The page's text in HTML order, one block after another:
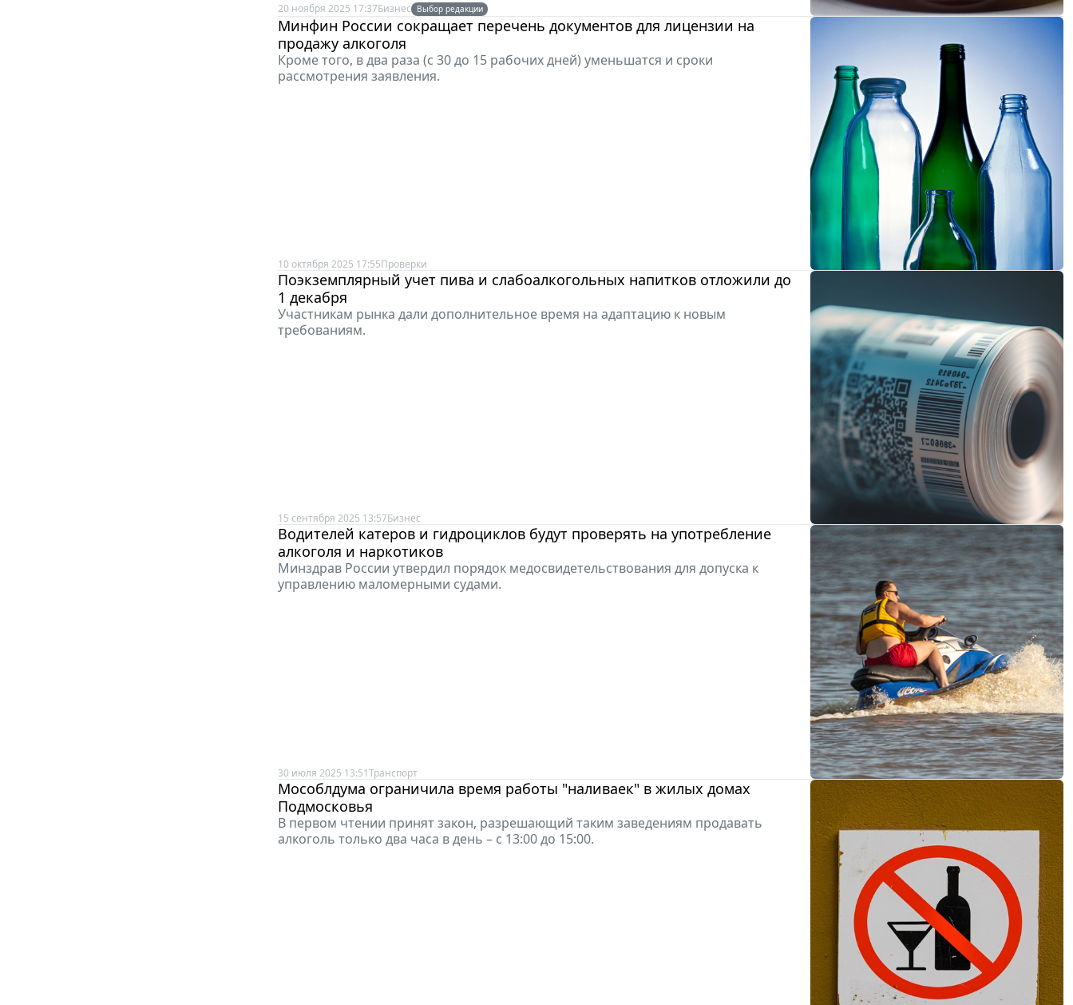
20 ноября 2025 17:37Бизнес Выбор редакции
Минфин России сокращает перечень документов для лицензии на
продажу алкоголя
Кроме того, в два раза (с 30 до 15 рабочих дней) уменьшатся и сроки
рассмотрения заявления.
10 октября 2025 17:55Проверки
Поэкземплярный учет пива и слабоалкогольных напитков отложили до
1 декабря
Участникам рынка дали дополнительное время на адаптацию к новым
требованиям.
15 сентября 2025 13:57Бизнес
Водителей катеров и гидроциклов будут проверять на употребление
алкоголя и наркотиков
Минздрав России утвердил порядок медосвидетельствования для допуска к
управлению маломерными судами.
30 июля 2025 13:51Транспорт
Мособлдума ограничила время работы "наливаек" в жилых домах
Подмосковья
В первом чтении принят закон, разрешающий таким заведениям продавать
алкоголь только два часа в день – с 13:00 до 15:00.